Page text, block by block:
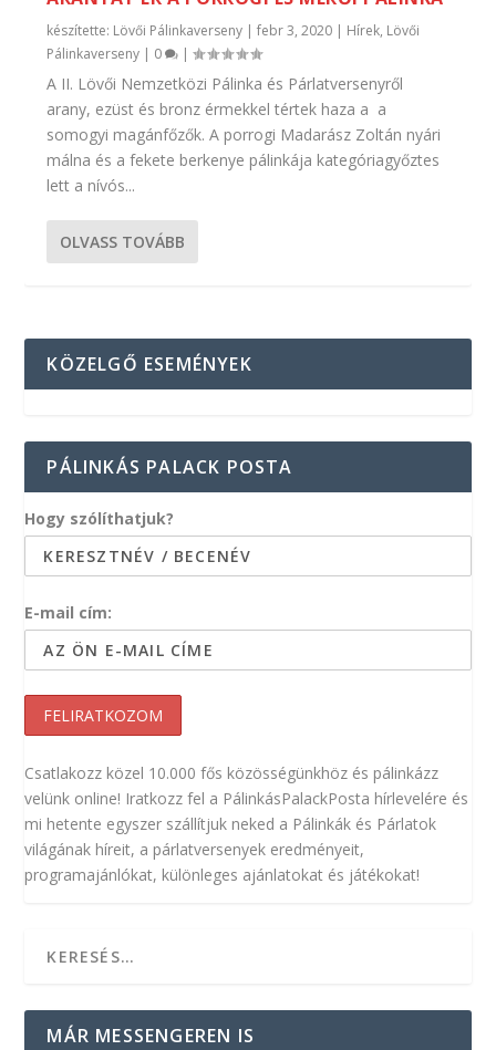
készítette: Lövői Pálinkaverseny |febr 3, 2020 | Hírek, Lövői
Pálinkaverseny | 0 |
A II. Lövői Nemzetközi Pálinka és Párlatversenyről
arany, ezüst és bronz érmekkel tértek haza a a
somogyi magánfőzők. A porrogi Madarász Zoltán nyári
málna és a fekete berkenye pálinkája kategóriagyőztes
lett a nívós...
OLVASS TOVÁBB
KÖZELGŐ ESEMÉNYEK
PÁLINKÁS PALACK POSTA
Hogy szólíthatjuk?
E-mail cím:
Csatlakozz közel 10.000 fős közösségünkhöz és pálinkázz
velünk online! Iratkozz fel a PálinkásPalackPosta hírlevelére és
mi hetente egyszer szállítjuk neked a Pálinkák és Párlatok
világának híreit, a párlatversenyek eredményeit,
programajánlókat, különleges ajánlatokat és játékokat!
MÁR MESSENGEREN IS